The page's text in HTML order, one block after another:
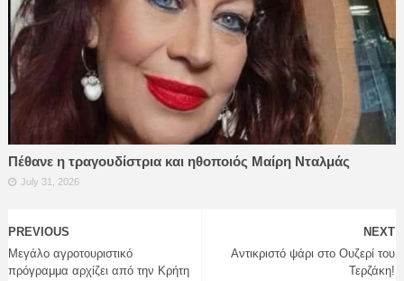
Πέθανε η τραγουδίστρια και ηθοποιός Μαίρη Νταλμάς
July 31, 2026
NEXT
Aντικριστό ψάρι στο Ουζερί του
Τερζάκη!
PREVIOUS
Μεγάλο αγροτουριστικό
πρόγραμμα αρχίζει από την Κρήτη